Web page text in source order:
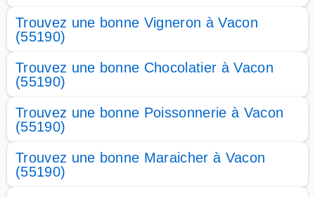
Trouvez une bonne Vigneron à Vacon
(55190)
Trouvez une bonne Chocolatier à Vacon
(55190)
Trouvez une bonne Poissonnerie à Vacon
(55190)
Trouvez une bonne Maraicher à Vacon
(55190)